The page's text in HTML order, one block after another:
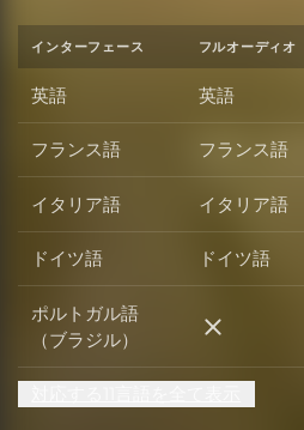
インターフェース フルオーディオ
英語 英語
フランス語 フランス語
イタリア語 イタリア語
ドイツ語 ドイツ語
ポルトガル語
（ブラジル）
ポルトガル